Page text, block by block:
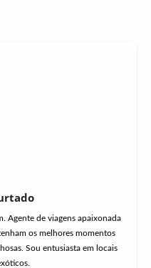
Agente de viagens apaixonada
os melhores momentos
Sou entusiasta em locais